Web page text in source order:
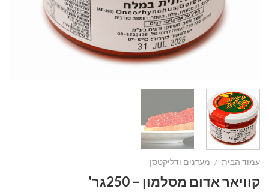
עמוד הבית / מעדנים ודליקטסן
קוויאר אדום מסלמון – 250גר'